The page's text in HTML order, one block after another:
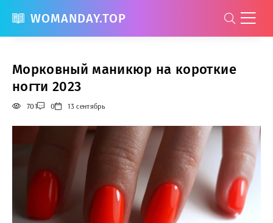
WOMANDAY.TOP
Морковный маникюр на короткие
ногти 2023
701 0 13 сентябрь